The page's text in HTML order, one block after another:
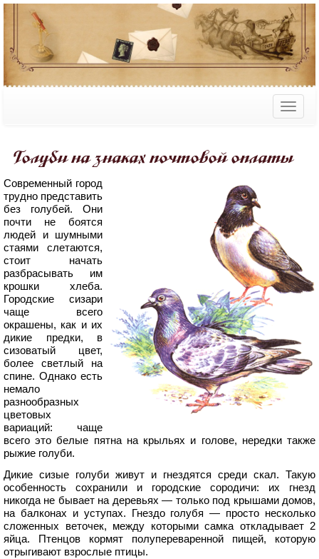
Голуби на знаках почтовой оплаты
Современный город
трудно представить
без голубей. Они
почти не боятся
людей и шумными
стаями слетаются,
стоит начать
разбрасывать им
крошки хлеба.
Городские сизари
чаще всего
окрашены, как и их
дикие предки, в
сизоватый цвет,
более светлый на
спине. Однако есть
немало
разнообразных
цветовых
вариаций: чаще
всего это белые пятна на крыльях и голове, нередки также
рыжие голуби.
Дикие сизые голуби живут и гнездятся среди скал. Такую
особенность сохранили и городские сородичи: их гнезд
никогда не бывает на деревьях — только под крышами домов,
на балконах и уступах. Гнездо голубя — просто несколько
сложенных веточек, между которыми самка откладывает 2
яйца. Птенцов кормят полупереваренной пищей, которую
отрыгивают взрослые птицы.